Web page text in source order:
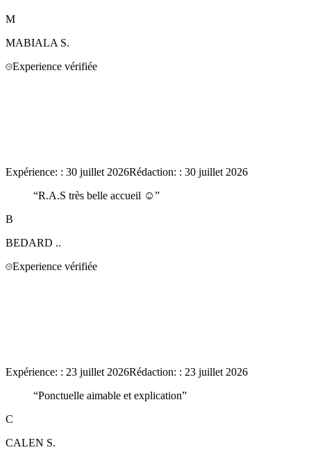
M
MABIALA S.
Experience vérifiée
Expérience: : 30 juillet 2026Rédaction: : 30 juillet 2026
“R.A.S très belle accueil ☺️”
B
BEDARD ..
Experience vérifiée
Expérience: : 23 juillet 2026Rédaction: : 23 juillet 2026
“Ponctuelle aimable et explication”
C
CALEN S.